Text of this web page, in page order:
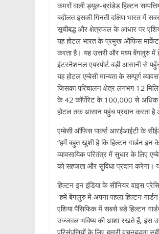
कमरों वाली ड्यूल-ब्रांडेड हिल्टन
बदौलत इसकी गिनती दक्षिण भारत में
सूचीबद्ध और क्षेत्रफल के आधार पर
यह होटल भारत के प्रमुख ऑफिस
करता है। यह उत्तरी और मध्य बेंगलुरु में
इंटरनैशनल एयरपोर्ट बड़ी आसानी से
यह होटल एम्बेसी मान्यता के सम्पूर्ण
जिसका परिचालन क्षेत्र लगभग 12
के 42 कॉर्पोरेट के 100,000 से अधिक
होटल तक आसान पहुंच प्रदान करता है
एम्बेसी ऑफिस पार्क्स आरईआईटी के
“हमें बहुत खुशी है कि हिल्टन गार्डन इन
व्यावसायिक परितंत्र में सुधार के लिए
को सहजता और सुविधा प्रदान
हिल्टन इन इंडिया के सीनियर वाइस
“हमें बेंगलुरु में अपना पहला हिल्टन
एशिया पैसिफिक में सबसे बड़े हिल्टन
उज्जवल भविष्य की आशा रखते हैं, इस
परिसंपत्तियों के लिए हमारी वचनबद्धता